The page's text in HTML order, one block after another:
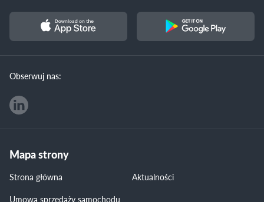
Obserwuj nas:
Mapa strony
Strona główna
Aktualności
Umowa sprzedaży samochodu